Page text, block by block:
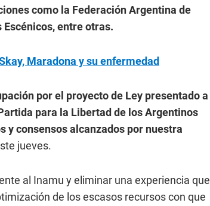
como la Federación Argentina de
entre otras.
Maradona y su enfermedad
por el proyecto de Ley presentado a
para la Libertad de los Argentinos
y consensos alcanzados por nuestra
jueves.
al Inamu y eliminar una experiencia que
de los escasos recursos con que